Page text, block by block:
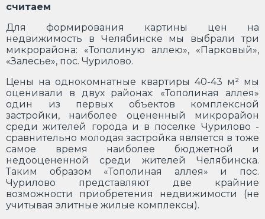
считаем
Для формирования картины цен на
недвижимость в Челябинске мы выбрали три
микрорайона: «Тополиную аллею», «Парковый»,
«Залесье», пос. Чурилово.
Цены на однокомнатные квартиры 40-43 м² мы
оценивали в двух районах: «Тополиная аллея»
один из первых объектов комплексной
застройки, наиболее оцененный микрорайон
среди жителей города и в поселке Чурилово -
сравнительно молодая застройка является в тоже
самое время наиболее бюджетной и
недооцененной среди жителей Челябинска.
Таким образом «Тополиная аллея» и пос.
Чурилово представляют две крайние
возможности приобретения недвижимости (не
учитывая элитные жилые комплексы).